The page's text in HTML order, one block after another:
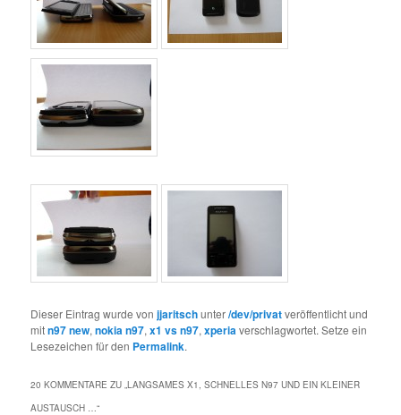
Dieser Eintrag wurde vonjjaritschunter/dev/privatveröffentlicht und
mitn97 new,nokia n97,x1 vs n97,xperiaverschlagwortet. Setze ein
Lesezeichen für den Permalink.
20 KOMMENTARE ZU „LANGSAMES X1, SCHNELLES N97 UND EIN KLEINER
AUSTAUSCH …“